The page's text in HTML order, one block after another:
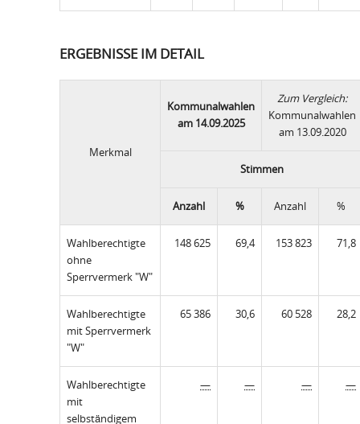
ERGEBNISSE IM DETAIL
Merkmal
Kommunalwahlen
am 14.09.2025
Zum Vergleich:
Kommunalwahlen
am 13.09.2020
Stimmen
Anzahl % Anzahl %
Wahlberechtigte
ohne
Sperrvermerk "W"
148 625 69,4 153 823 71,8
Wahlberechtigte
mit Sperrvermerk
"W"
65 386 30,6 60 528 28,2
Wahlberechtigte
mit
selbständigem
— — — —